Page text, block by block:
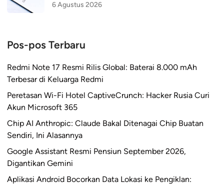
6 Agustus 2026
Pos-pos Terbaru
Redmi Note 17 Resmi Rilis Global: Baterai 8.000 mAh
Terbesar di Keluarga Redmi
Peretasan Wi-Fi Hotel CaptiveCrunch: Hacker Rusia Curi
Akun Microsoft 365
Chip AI Anthropic: Claude Bakal Ditenagai Chip Buatan
Sendiri, Ini Alasannya
Google Assistant Resmi Pensiun September 2026,
Digantikan Gemini
Aplikasi Android Bocorkan Data Lokasi ke Pengiklan: